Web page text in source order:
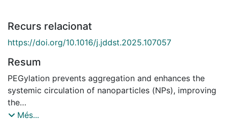
Recurs relacionat
https://doi.org/10.1016/j.jddst.2025.107057
Resum
PEGylation prevents aggregation and enhances the
systemic circulation of nanoparticles (NPs), improving
the
delivery of actives to targeted cells. In this study, a
Més...